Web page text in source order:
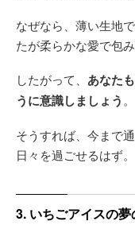
なぜなら、薄い生地
たが柔らかな愛で包
したがって、 あなた
うに意識しましょう 。
そうすれば、今まで
日々を過ごせるはず。
3. いちごアイスの